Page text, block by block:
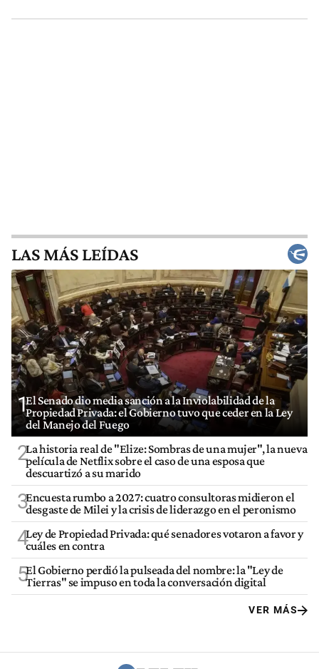
LAS MÁS LEÍDAS
1El Senado dio media sanción a la Inviolabilidad de la
Propiedad Privada: el Gobierno tuvo que ceder en la Ley
del Manejo del Fuego
2La historia real de "Elize: Sombras de una mujer", la nueva
película de Netflix sobre el caso de una esposa que
descuartizó a su marido
3Encuesta rumbo a 2027: cuatro consultoras midieron el
desgaste de Milei y la crisis de liderazgo en el peronismo
4Ley de Propiedad Privada: qué senadores votaron a favor y
cuáles en contra
5El Gobierno perdió la pulseada del nombre: la "Ley de
Tierras" se impuso en toda la conversación digital
VER MÁS